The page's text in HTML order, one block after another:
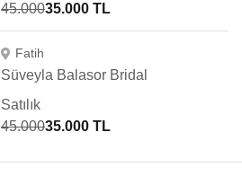
45.00035.000 TL
Fatih
Süveyla Balasor Bridal
Satılık
45.00035.000 TL